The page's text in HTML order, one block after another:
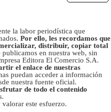
la labor periodística que
Por ello, les recordamos que
distribuir, copiar total
publicamos en nuestra web, sin
Editora El Comercio S.A.
el enlace de nuestras
puedan acceder a información
nuestra fuente oficial.
de todo el contenido
este esfuerzo.